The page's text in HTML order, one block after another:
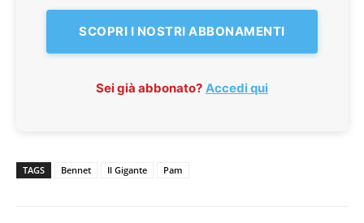
SCOPRI I NOSTRI ABBONAMENTI
Sei già abbonato? Accedi qui
TAGS Bennet Il Gigante Pam